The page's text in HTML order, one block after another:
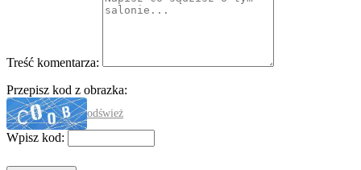
Treść komentarza:
Przepisz kod z obrazka:
odśwież
Wpisz kod: